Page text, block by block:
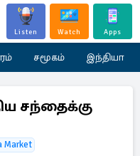
Listen Watch Apps
சமூகம் இந்தியா
சந்தைக்கு
Market